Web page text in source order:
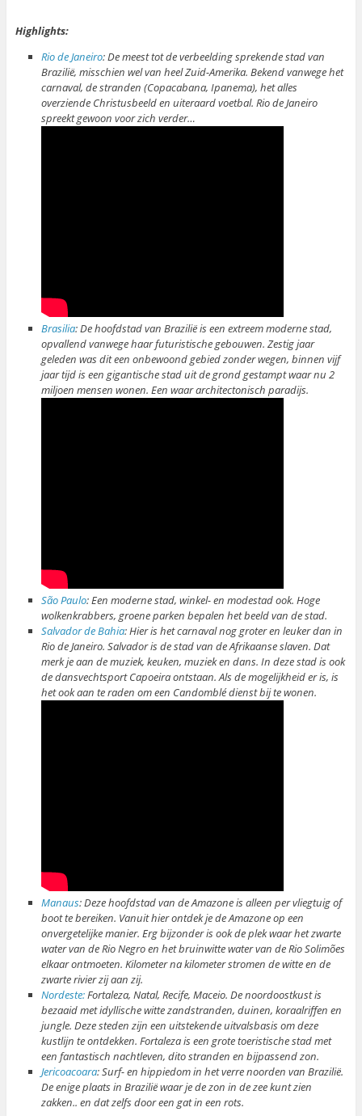
Highlights:
Rio de Janeiro: De meest tot de verbeelding sprekende stad van
Brazilië, misschien wel van heel Zuid-Amerika. Bekend vanwege het
carnaval, de stranden (Copacabana, Ipanema), het alles
overziende Christusbeeld en uiteraard voetbal. Rio de Janeiro
spreekt gewoon voor zich verder…
Brasilia: De hoofdstad van Brazilië is een extreem moderne stad,
opvallend vanwege haar futuristische gebouwen. Zestig jaar
geleden was dit een onbewoond gebied zonder wegen, binnen vijf
jaar tijd is een gigantische stad uit de grond gestampt waar nu 2
miljoen mensen wonen. Een waar architectonisch paradijs.
São Paulo: Een moderne stad, winkel- en modestad ook. Hoge
wolkenkrabbers, groene parken bepalen het beeld van de stad.
Salvador de Bahia: Hier is het carnaval nog groter en leuker dan in
Rio de Janeiro. Salvador is de stad van de Afrikaanse slaven. Dat
merk je aan de muziek, keuken, muziek en dans. In deze stad is ook
de dansvechtsport Capoeira ontstaan. Als de mogelijkheid er is, is
het ook aan te raden om een Candomblé dienst bij te wonen.
Manaus: Deze hoofdstad van de Amazone is alleen per vliegtuig of
boot te bereiken. Vanuit hier ontdek je de Amazone op een
onvergetelijke manier. Erg bijzonder is ook de plek waar het zwarte
water van de Rio Negro en het bruinwitte water van de Rio Solimões
elkaar ontmoeten. Kilometer na kilometer stromen de witte en de
zwarte rivier zij aan zij.
Nordeste:Fortaleza, Natal, Recife, Maceio. De noordoostkust is
bezaaid met idyllische witte zandstranden, duinen, koraalriffen en
jungle. Deze steden zijn een uitstekende uitvalsbasis om deze
kustlijn te ontdekken. Fortaleza is een grote toeristische stad met
een fantastisch nachtleven, dito stranden en bijpassend zon.
Jericoacoara: Surf- en hippiedom in het verre noorden van Brazilië.
De enige plaats in Brazilië waar je de zon in de zee kunt zien
zakken.. en dat zelfs door een gat in een rots.